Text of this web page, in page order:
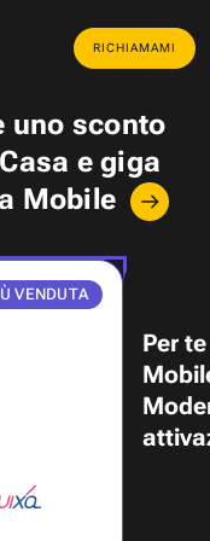
RICHIAMAMI
uno sconto
egiga
Mobile
VENDUTA
Per